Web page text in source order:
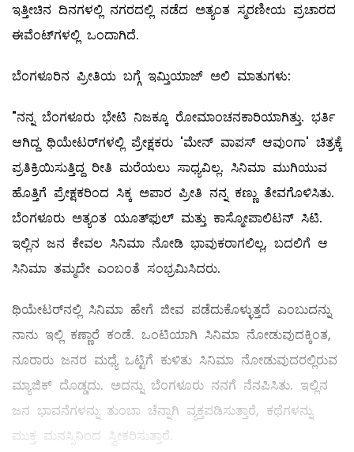
ಇತ್ತೀಚಿನ ದಿನಗಳಲ್ಲಿ ನಗರದಲ್ಲಿ ನಡೆದ ಅತ್ಯಂತ ಸ್ಮರಣೀಯ ಪ್ರಚಾರದ
ಈವೆಂಟ್‌ಗಳಲ್ಲಿ ಒಂದಾಗಿದೆ.
ಬೆಂಗಳೂರಿನ ಪ್ರೀತಿಯ ಬಗ್ಗೆ ಇಮ್ತಿಯಾಜ್ ಅಲಿ ಮಾತುಗಳು:
"ನನ್ನ ಬೆಂಗಳೂರು ಭೇಟಿ ನಿಜಕ್ಕೂ ರೋಮಾಂಚನಕಾರಿಯಾಗಿತ್ತು. ಭರ್ತಿ
ಆಗಿದ್ದ ಥಿಯೇಟರ್‌ಗಳಲ್ಲಿ ಪ್ರೇಕ್ಷಕರು 'ಮೇನ್ ವಾಪಸ್ ಆವುಂಗಾ' ಚಿತ್ರಕ್ಕೆ
ಪ್ರತಿಕ್ರಿಯಿಸುತ್ತಿದ್ದ ರೀತಿ ಮರೆಯಲು ಸಾಧ್ಯವಿಲ್ಲ. ಸಿನಿಮಾ ಮುಗಿಯುವ
ಹೊತ್ತಿಗೆ ಪ್ರೇಕ್ಷಕರಿಂದ ಸಿಕ್ಕ ಅಪಾರ ಪ್ರೀತಿ ನನ್ನ ಕಣ್ಣು ತೇವಗೊಳಿಸಿತು.
ಬೆಂಗಳೂರು ಅತ್ಯಂತ ಯೂತ್‌ಫುಲ್ ಮತ್ತು ಕಾಸ್ಮೋಪಾಲಿಟನ್ ಸಿಟಿ.
ಇಲ್ಲಿನ ಜನ ಕೇವಲ ಸಿನಿಮಾ ನೋಡಿ ಭಾವುಕರಾಗಲಿಲ್ಲ, ಬದಲಿಗೆ ಆ
ಸಿನಿಮಾ ತಮ್ಮದೇ ಎಂಬಂತೆ ಸಂಭ್ರಮಿಸಿದರು.
ಥಿಯೇಟರ್‌ನಲ್ಲಿ ಸಿನಿಮಾ ಹೇಗೆ ಜೀವ ಪಡೆದುಕೊಳ್ಳುತ್ತದೆ ಎಂಬುದನ್ನು
ನಾನು ಇಲ್ಲಿ ಕಣ್ಣಾರೆ ಕಂಡೆ. ಒಂಟಿಯಾಗಿ ಸಿನಿಮಾ ನೋಡುವುದಕ್ಕಿಂತ,
ನೂರಾರು ಜನರ ಮಧ್ಯೆ ಒಟ್ಟಿಗೆ ಕುಳಿತು ಸಿನಿಮಾ ನೋಡುವುದರಲ್ಲಿರುವ
ಮ್ಯಾಜಿಕ್ ದೊಡ್ಡದು. ಅದನ್ನು ಬೆಂಗಳೂರು ನನಗೆ ನೆನಪಿಸಿತು. ಇಲ್ಲಿನ
ಜನ ಭಾವನೆಗಳನ್ನು ತುಂಬಾ ಚೆನ್ನಾಗಿ ವ್ಯಕ್ತಪಡಿಸುತ್ತಾರೆ, ಕಥೆಗಳನ್ನು
ಮುಕ್ತ ಮನಸ್ಸಿನಿಂದ ಸ್ವೀಕರಿಸುತ್ತಾರೆ.